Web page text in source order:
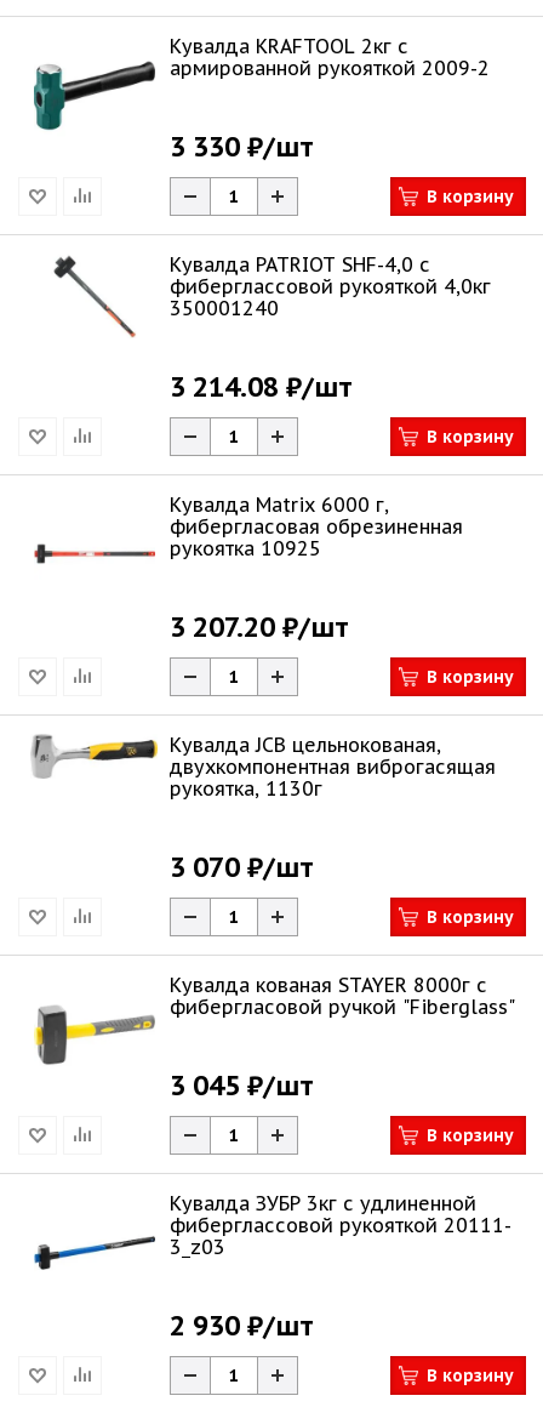
Кувалда KRAFTOOL 2кг c
армированной рукояткой 2009-2
3 330 ₽/шт
В корзину
Кувалда PATRIOT SHF-4,0 с
фиберглассовой рукояткой 4,0кг
350001240
3 214.08 ₽/шт
В корзину
Кувалда Matrix 6000 г,
фибергласовая обрезиненная
рукоятка 10925
3 207.20 ₽/шт
В корзину
Кувалда JCB цельнокованая,
двухкомпонентная виброгасящая
рукоятка, 1130г
3 070 ₽/шт
В корзину
Кувалда кованая STAYER 8000г с
фибергласовой ручкой "Fiberglass"
3 045 ₽/шт
В корзину
Кувалда ЗУБР 3кг c удлиненной
фиберглассовой рукояткой 20111-
3_z03
2 930 ₽/шт
В корзину